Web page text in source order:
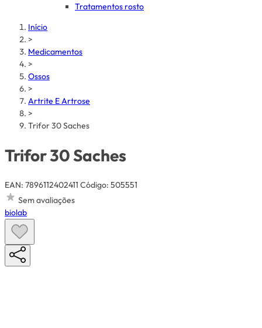
Tratamentos rosto
Início
>
Medicamentos
>
Ossos
>
Artrite E Artrose
>
Trifor 30 Saches
Trifor 30 Saches
EAN: 7896112402411 Código: 505551
Sem avaliações
biolab